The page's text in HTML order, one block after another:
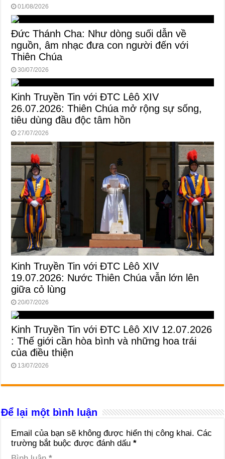
01/08/2026
Đức Thánh Cha: Như dòng suối dẫn về
nguồn, âm nhạc đưa con người đến với
Thiên Chúa
30/07/2026
Kinh Truyền Tin với ĐTC Lêô XIV
26.07.2026: Thiên Chúa mở rộng sự sống,
tiêu dùng đầu độc tâm hồn
27/07/2026
Kinh Truyền Tin với ĐTC Lêô XIV
19.07.2026: Nước Thiên Chúa vẫn lớn lên
giữa cỏ lùng
20/07/2026
Kinh Truyền Tin với ĐTC Lêô XIV 12.07.2026
: Thế giới cần hòa bình và những hoa trái
của điều thiện
13/07/2026
Để lại một bình luận
Email của bạn sẽ không được hiển thị công khai. Các
trường bắt buộc được đánh dấu*